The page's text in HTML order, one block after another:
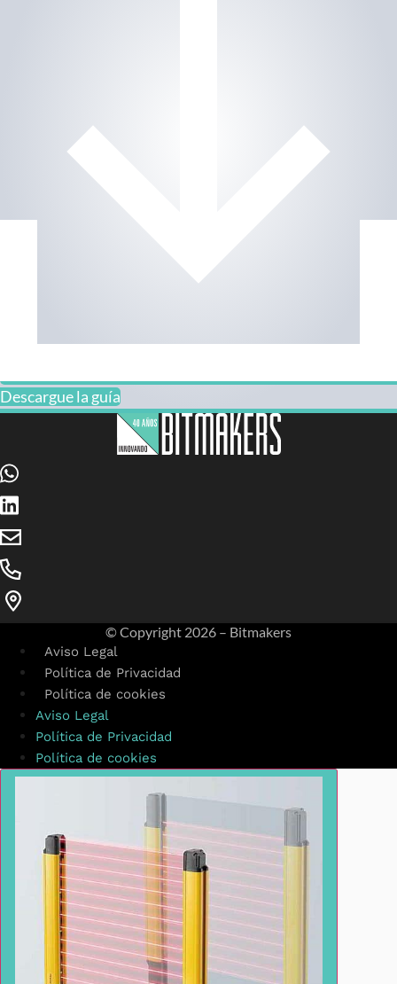
Descargue la guía
© Copyright 2026 – Bitmakers
Aviso Legal
Política de Privacidad
Política de cookies
Aviso Legal
Política de Privacidad
Política de cookies